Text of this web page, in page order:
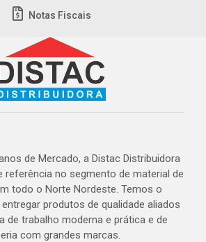
Notas Fiscais
de Mercado, a Distac Distribuidora
referência no segmento de material de
todo o Norte Nordeste. Temos o
produtos de qualidade aliados
de trabalho moderna e prática e de
com grandes marcas.